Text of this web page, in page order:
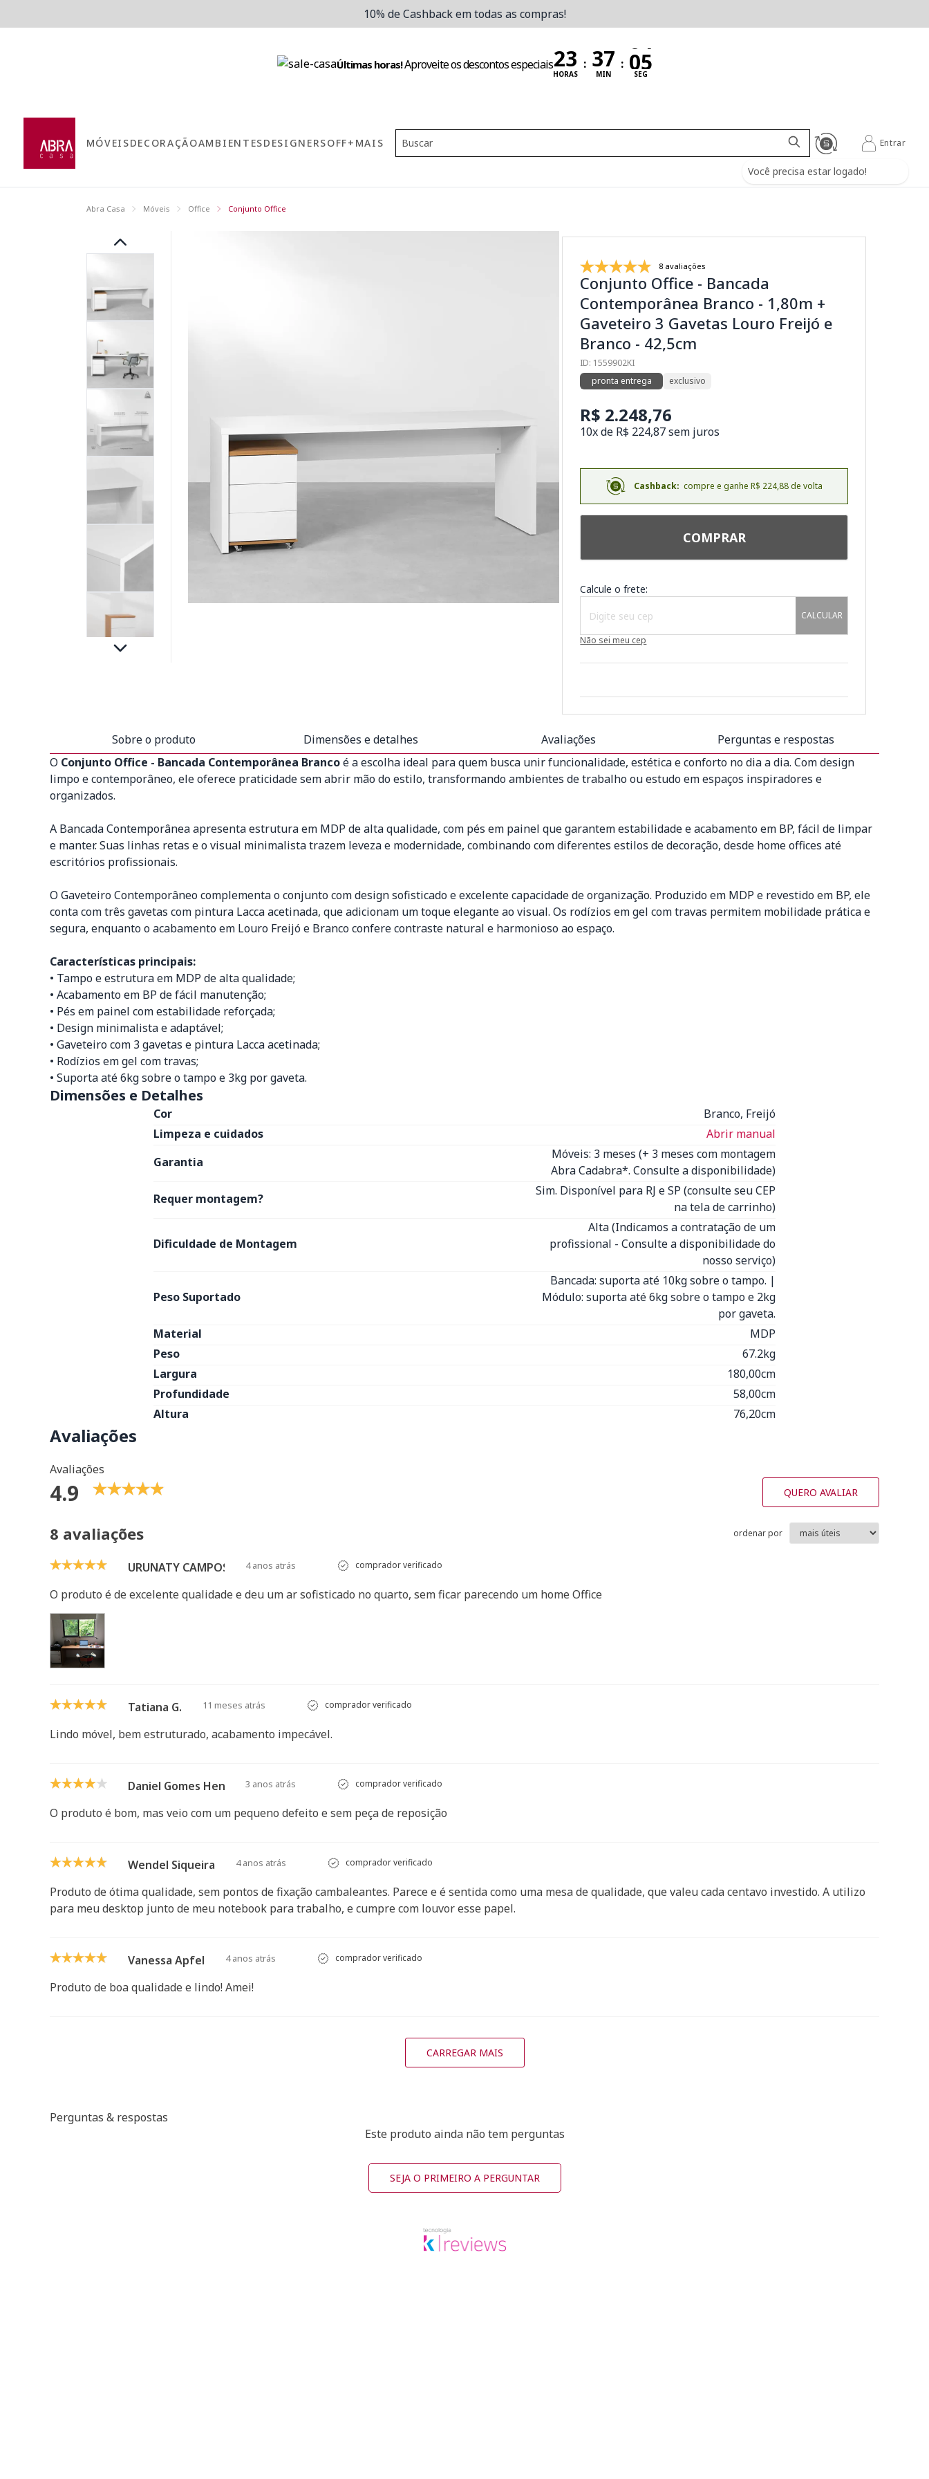
10% de Cashback em todas as compras!
Últimas horas!Aproveite os descontos especiais
HORAS
:
MIN
:
SEG
MÓVEISDECORAÇÃOAMBIENTESDESIGNERSOFF+MAIS
Você precisa estar logado!
Entrar
Abra Casa Móveis Office Conjunto Office
8 avaliações
Conjunto Office - Bancada
Contemporânea Branco - 1,80m +
Gaveteiro 3 Gavetas Louro Freijó e
Branco - 42,5cm
ID: 1559902KI
pronta entrega
exclusivo
R$ 2.248,76
10x de R$ 224,87 sem juros
Cashback: compre e ganhe R$ 224,88 de volta
COMPRAR
Calcule o frete:
CALCULAR
Não sei meu cep
Sobre o produto Dimensões e detalhes Avaliações
Perguntas e respostas
O Conjunto Office - Bancada Contemporânea Brancoé a escolha ideal para quem busca unir funcionalidade, estética e conforto no dia a dia. Com design
limpo e contemporâneo, ele oferece praticidade sem abrir mão do estilo, transformando ambientes de trabalho ou estudo em espaços inspiradores e
organizados.
A Bancada Contemporânea apresenta estrutura em MDP de alta qualidade, com pés em painel que garantem estabilidade e acabamento em BP, fácil de limpar
e manter. Suas linhas retas e o visual minimalista trazem leveza e modernidade, combinando com diferentes estilos de decoração, desde home offices até
escritórios profissionais.
O Gaveteiro Contemporâneo complementa o conjunto com design sofisticado e excelente capacidade de organização. Produzido em MDP e revestido em BP, ele
conta com três gavetas com pintura Lacca acetinada, que adicionam um toque elegante ao visual. Os rodízios em gel com travas permitem mobilidade prática e
segura, enquanto o acabamento em Louro Freijó e Branco confere contraste natural e harmonioso ao espaço.
Características principais:
• Tampo e estrutura em MDP de alta qualidade;
• Acabamento em BP de fácil manutenção;
• Pés em painel com estabilidade reforçada;
• Design minimalista e adaptável;
• Gaveteiro com 3 gavetas e pintura Lacca acetinada;
• Rodízios em gel com travas;
• Suporta até 6kg sobre o tampo e 3kg por gaveta.
Dimensões e Detalhes
Cor
Branco, Freijó
Limpeza e cuidados
Abrir manual
Garantia
Móveis: 3 meses (+ 3 meses com montagem
Abra Cadabra*. Consulte a disponibilidade)
Requer montagem?
Sim. Disponível para RJ e SP (consulte seu CEP
na tela de carrinho)
Dificuldade de Montagem
Alta (Indicamos a contratação de um
profissional - Consulte a disponibilidade do
nosso serviço)
Peso Suportado
Bancada: suporta até 10kg sobre o tampo. |
Módulo: suporta até 6kg sobre o tampo e 2kg
por gaveta.
Material
MDP
Peso
67.2kg
Largura
180,00cm
Profundidade
58,00cm
Altura
76,20cm
Avaliações
Avaliações
4.9 QUERO AVALIAR
8 avaliações ordenar por
URUNATY CAMPOS 4 anos atrás comprador verificado
O produto é de excelente qualidade e deu um ar sofisticado no quarto, sem ficar parecendo um home Office
Tatiana G. 11 meses atrás comprador verificado
Lindo móvel, bem estruturado, acabamento impecável.
Daniel Gomes Henriques3 anos atrás comprador verificado
O produto é bom, mas veio com um pequeno defeito e sem peça de reposição
Wendel Siqueira 4 anos atrás comprador verificado
Produto de ótima qualidade, sem pontos de fixação cambaleantes. Parece e é sentida como uma mesa de qualidade, que valeu cada centavo investido. A utilizo
para meu desktop junto de meu notebook para trabalho, e cumpre com louvor esse papel.
Vanessa Apfel 4 anos atrás comprador verificado
Produto de boa qualidade e lindo! Amei!
CARREGAR MAIS
Perguntas & respostas
Este produto ainda não tem perguntas
SEJA O PRIMEIRO A PERGUNTAR